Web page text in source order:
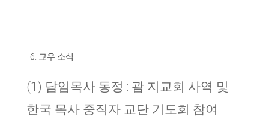
교우 소식
(1) 담임목사 동정 : 괌 지교회 사역 및
한국 목사 중직자 교단 기도회 참여